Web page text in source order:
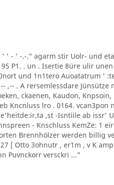
' - ' -.-." agarm stir Uolr- und
P1. . un . Isertie 8üre ulir
und 1n1tero Auoatatrum '
. A rersemlessdare Jünsütze
ckaenen, Kaudon, Knpsoin,
Kncnluss lro . 0164. vcan3pon
,st -Isntiile ab issr'
- Knschluss KemZe: 1
Brennhölzer werden billig
[ Otto 3ohnutr , er1m , v K
Puvnckorr versckri ..."